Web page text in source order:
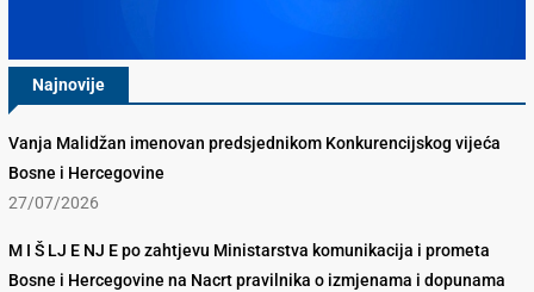
Najnovije
Vanja Malidžan imenovan predsjednikom Konkurencijskog vijeća
Bosne i Hercegovine
27/07/2026
M I Š LJ E NJ E po zahtjevu Ministarstva komunikacija i prometa
Bosne i Hercegovine na Nacrt pravilnika o izmjenama i dopunama